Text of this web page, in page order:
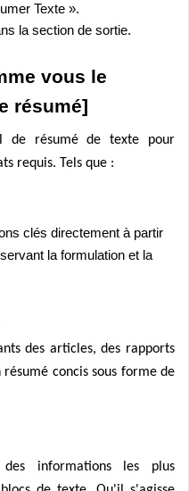
Texte ».
la section de sortie.
vous le
résumé]
de résumé de texte pour
requis. Tels que :
clés directement à partir
la formulation et la
des articles, des rapports
concis sous forme de
informations les plus